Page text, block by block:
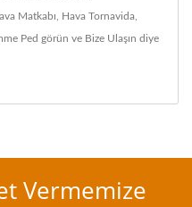
Matkabı Hava Tornavida
Ped görün ve Bize Ulaşın diye
Vermemize